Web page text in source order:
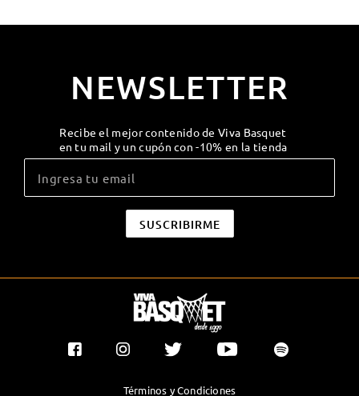
NEWSLETTER
Recibe el mejor contenido de Viva Basquet
en tu mail y un cupón con -10% en la tienda
Términos y Condiciones